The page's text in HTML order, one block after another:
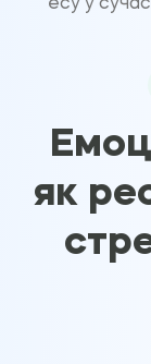
есу у
як